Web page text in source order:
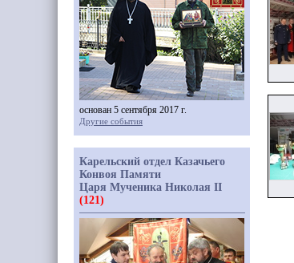
основан 5 сентября 2017 г.
Другие события
Карельский отдел Казачьего
Конвоя Памяти
Царя Мученика Николая II
(121)